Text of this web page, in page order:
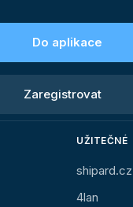
Do aplikace
Zaregistrovat
UŽITEČNÉ
shipard.cz
4lan